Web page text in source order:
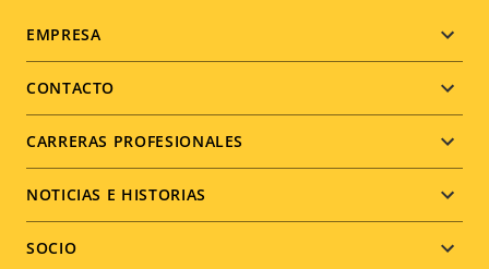
Footer
menu
EMPRESA
CONTACTO
CARRERAS PROFESIONALES
NOTICIAS E HISTORIAS
SOCIO